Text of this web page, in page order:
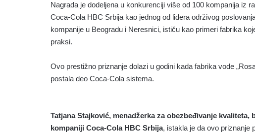
Nagrada je dodeljena u konkurenciji više od 100 kompanija iz
Coca-Cola HBC Srbija kao jednog od lidera održivog
kompanije u Beogradu i Neresnici, ističu kao primeri fabrika
praksi.
Ovo prestižno priznanje dolazi u godini kada fabrika vode
postala deo Coca-Cola sistema.
Tatjana Stajković, menadžerka za obezbeđivanje
kompaniji Coca-Cola HBC Srbija, istakla je da ovo priznanje